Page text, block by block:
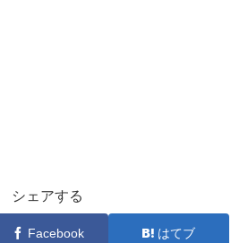
シェアする
Facebook はてブ